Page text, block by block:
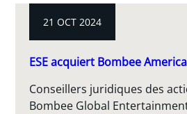
21 OCT 2024
ESE acquiert Bombee
Conseillers juridiques des
Bombee Global